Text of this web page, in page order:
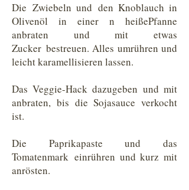
Die Zwiebeln und den Knoblauch in
Olivenöl in einer n heißePfanne
anbraten und mit etwas
Zucker bestreuen. Alles umrühren und
leicht karamellisieren lassen.
Das Veggie-Hack dazugeben und mit
anbraten, bis die Sojasauce verkocht
ist.
Die Paprikapaste und das
Tomatenmark einrühren und kurz mit
anrösten.